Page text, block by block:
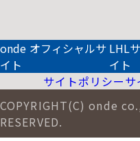
onde オフィシャルサ
イト
LHL
イト
サイトポリシーサ
COPYRIGHT(C) onde
RESERVED.